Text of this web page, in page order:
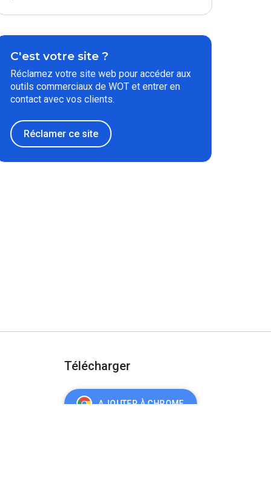
C'est votre site ?
Réclamez votre site web pour accéder aux
outils commerciaux de WOT et entrer en
contact avec vos clients.
Réclamer ce site
Télécharger
AJOUTER À CHROME